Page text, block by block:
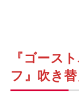
『ゴース
フ』吹き